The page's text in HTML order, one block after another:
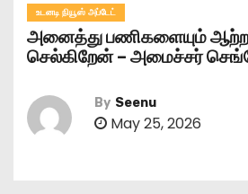
உடனடி நியூஸ் அப்டேட்
அனைத்து பணிகளையும்
செல்கிறேன் – அமைச்சர்
By Seenu
May 25, 2026